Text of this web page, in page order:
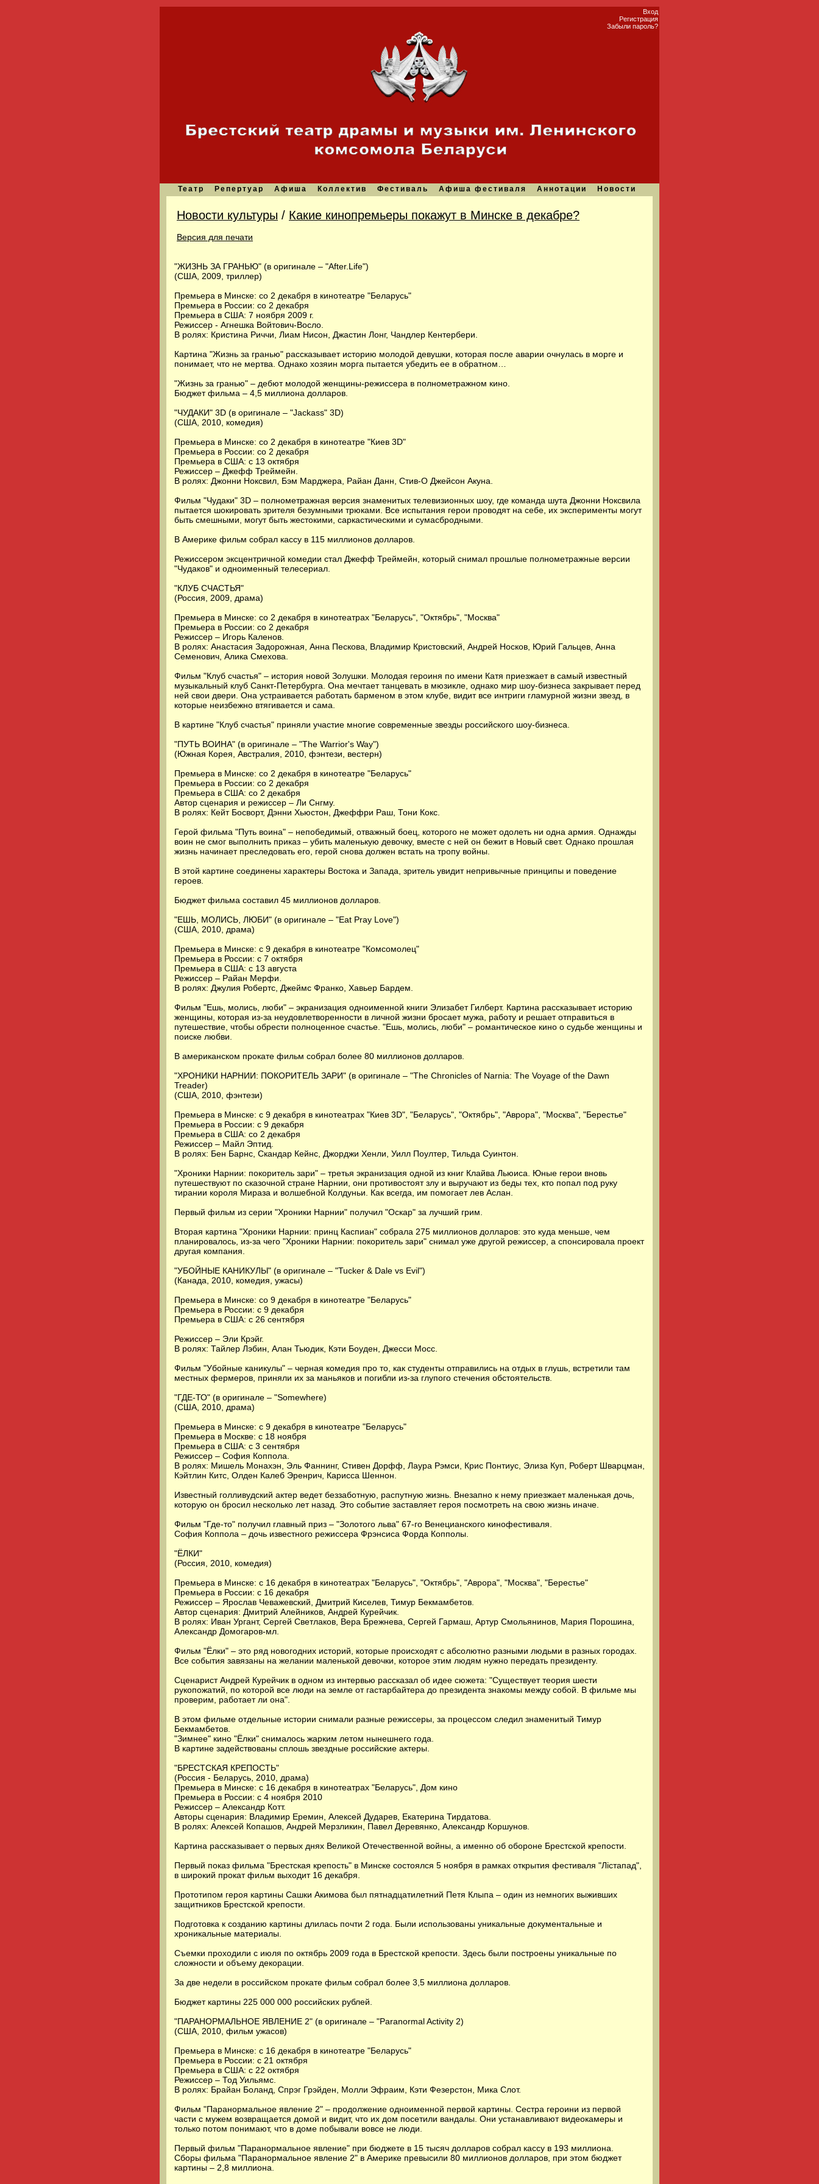
Вход
Регистрация
Забыли пароль?
Театр Репертуар Афиша Коллектив Фестиваль Афиша фестиваля Аннотации Новости
Новости культуры / Какие кинопремьеры покажут в Минске в декабре?
Версия для печати
"ЖИЗНЬ ЗА ГРАНЬЮ" (в оригинале – "After.Life")
(США, 2009, триллер)
Премьера в Минске: со 2 декабря в кинотеатре "Беларусь"
Премьера в России: со 2 декабря
Премьера в США: 7 ноября 2009 г.
Режиссер - Агнешка Войтович-Восло.
В ролях: Кристина Риччи, Лиам Нисон, Джастин Лонг, Чандлер Кентербери.
Картина "Жизнь за гранью" рассказывает историю молодой девушки, которая после аварии очнулась в морге и
понимает, что не мертва. Однако хозяин морга пытается убедить ее в обратном…
"Жизнь за гранью" – дебют молодой женщины-режиссера в полнометражном кино.
Бюджет фильма – 4,5 миллиона долларов.
"ЧУДАКИ" 3D (в оригинале – "Jackass" 3D)
(США, 2010, комедия)
Премьера в Минске: со 2 декабря в кинотеатре "Киев 3D"
Премьера в России: со 2 декабря
Премьера в США: с 13 октября
Режиссер – Джефф Треймейн.
В ролях: Джонни Ноксвил, Бэм Марджера, Райан Данн, Стив-О Джейсон Акуна.
Фильм "Чудаки" 3D – полнометражная версия знаменитых телевизионных шоу, где команда шута Джонни Ноксвила
пытается шокировать зрителя безумными трюками. Все испытания герои проводят на себе, их эксперименты могут
быть смешными, могут быть жестокими, саркастическими и сумасбродными.
В Америке фильм собрал кассу в 115 миллионов долларов.
Режиссером эксцентричной комедии стал Джефф Треймейн, который снимал прошлые полнометражные версии
"Чудаков" и одноименный телесериал.
"КЛУБ СЧАСТЬЯ"
(Россия, 2009, драма)
Премьера в Минске: со 2 декабря в кинотеатрах "Беларусь", "Октябрь", "Москва"
Премьера в России: со 2 декабря
Режиссер – Игорь Каленов.
В ролях: Анастасия Задорожная, Анна Пескова, Владимир Кристовский, Андрей Носков, Юрий Гальцев, Анна
Семенович, Алика Смехова.
Фильм "Клуб счастья" – история новой Золушки. Молодая героиня по имени Катя приезжает в самый известный
музыкальный клуб Санкт-Петербурга. Она мечтает танцевать в мюзикле, однако мир шоу-бизнеса закрывает перед
ней свои двери. Она устраивается работать барменом в этом клубе, видит все интриги гламурной жизни звезд, в
которые неизбежно втягивается и сама.
В картине "Клуб счастья" приняли участие многие современные звезды российского шоу-бизнеса.
"ПУТЬ ВОИНА" (в оригинале – "The Warrior's Way")
(Южная Корея, Австралия, 2010, фэнтези, вестерн)
Премьера в Минске: со 2 декабря в кинотеатре "Беларусь"
Премьера в России: со 2 декабря
Премьера в США: со 2 декабря
Автор сценария и режиссер – Ли Снгму.
В ролях: Кейт Босворт, Дэнни Хьюстон, Джеффри Раш, Тони Кокс.
Герой фильма "Путь воина" – непобедимый, отважный боец, которого не может одолеть ни одна армия. Однажды
воин не смог выполнить приказ – убить маленькую девочку, вместе с ней он бежит в Новый свет. Однако прошлая
жизнь начинает преследовать его, герой снова должен встать на тропу войны.
В этой картине соединены характеры Востока и Запада, зритель увидит непривычные принципы и поведение
героев.
Бюджет фильма составил 45 миллионов долларов.
"ЕШЬ, МОЛИСЬ, ЛЮБИ" (в оригинале – "Eat Pray Love")
(США, 2010, драма)
Премьера в Минске: с 9 декабря в кинотеатре "Комсомолец"
Премьера в России: с 7 октября
Премьера в США: с 13 августа
Режиссер – Райан Мерфи.
В ролях: Джулия Робертс, Джеймс Франко, Хавьер Бардем.
Фильм "Ешь, молись, люби" – экранизация одноименной книги Элизабет Гилберт. Картина рассказывает историю
женщины, которая из-за неудовлетворенности в личной жизни бросает мужа, работу и решает отправиться в
путешествие, чтобы обрести полноценное счастье. "Ешь, молись, люби" – романтическое кино о судьбе женщины и
поиске любви.
В американском прокате фильм собрал более 80 миллионов долларов.
"ХРОНИКИ НАРНИИ: ПОКОРИТЕЛЬ ЗАРИ" (в оригинале – "The Chronicles of Narnia: The Voyage of the Dawn
Treader)
(США, 2010, фэнтези)
Премьера в Минске: с 9 декабря в кинотеатрах "Киев 3D", "Беларусь", "Октябрь", "Аврора", "Москва", "Берестье"
Премьера в России: с 9 декабря
Премьера в США: со 2 декабря
Режиссер – Майл Эптид.
В ролях: Бен Барнс, Скандар Кейнс, Джорджи Хенли, Уилл Поултер, Тильда Суинтон.
"Хроники Нарнии: покоритель зари" – третья экранизация одной из книг Клайва Льюиса. Юные герои вновь
путешествуют по сказочной стране Нарнии, они противостоят злу и выручают из беды тех, кто попал под руку
тирании короля Мираза и волшебной Колдуньи. Как всегда, им помогает лев Аслан.
Первый фильм из серии "Хроники Нарнии" получил "Оскар" за лучший грим.
Вторая картина "Хроники Нарнии: принц Каспиан" собрала 275 миллионов долларов: это куда меньше, чем
планировалось, из-за чего "Хроники Нарнии: покоритель зари" снимал уже другой режиссер, а спонсировала проект
другая компания.
"УБОЙНЫЕ КАНИКУЛЫ" (в оригинале – "Tucker & Dale vs Evil")
(Канада, 2010, комедия, ужасы)
Премьера в Минске: со 9 декабря в кинотеатре "Беларусь"
Премьера в России: с 9 декабря
Премьера в США: с 26 сентября
Режиссер – Эли Крэйг.
В ролях: Тайлер Лэбин, Алан Тьюдик, Кэти Боуден, Джесси Мосс.
Фильм "Убойные каникулы" – черная комедия про то, как студенты отправились на отдых в глушь, встретили там
местных фермеров, приняли их за маньяков и погибли из-за глупого стечения обстоятельств.
"ГДЕ-ТО" (в оригинале – "Somewhere)
(США, 2010, драма)
Премьера в Минске: с 9 декабря в кинотеатре "Беларусь"
Премьера в Москве: с 18 ноября
Премьера в США: с 3 сентября
Режиссер – София Коппола.
В ролях: Мишель Монахэн, Эль Фаннинг, Стивен Дорфф, Лаура Рэмси, Крис Понтиус, Элиза Куп, Роберт Шварцман,
Кэйтлин Китс, Олден Калеб Эренрич, Карисса Шеннон.
Известный голливудский актер ведет беззаботную, распутную жизнь. Внезапно к нему приезжает маленькая дочь,
которую он бросил несколько лет назад. Это событие заставляет героя посмотреть на свою жизнь иначе.
Фильм "Где-то" получил главный приз – "Золотого льва" 67-го Венецианского кинофестиваля.
София Коппола – дочь известного режиссера Фрэнсиса Форда Копполы.
"ЁЛКИ"
(Россия, 2010, комедия)
Премьера в Минске: с 16 декабря в кинотеатрах "Беларусь", "Октябрь", "Аврора", "Москва", "Берестье"
Премьера в России: с 16 декабря
Режиссер – Ярослав Чеважевский, Дмитрий Киселев, Тимур Бекмамбетов.
Автор сценария: Дмитрий Алейников, Андрей Курейчик.
В ролях: Иван Ургант, Сергей Светлаков, Вера Брежнева, Сергей Гармаш, Артур Смольянинов, Мария Порошина,
Александр Домогаров-мл.
Фильм "Ёлки" – это ряд новогодних историй, которые происходят с абсолютно разными людьми в разных городах.
Все события завязаны на желании маленькой девочки, которое этим людям нужно передать президенту.
Сценарист Андрей Курейчик в одном из интервью рассказал об идее сюжета: "Существует теория шести
рукопожатий, по которой все люди на земле от гастарбайтера до президента знакомы между собой. В фильме мы
проверим, работает ли она".
В этом фильме отдельные истории снимали разные режиссеры, за процессом следил знаменитый Тимур
Бекмамбетов.
"Зимнее" кино "Ёлки" снималось жарким летом нынешнего года.
В картине задействованы сплошь звездные российские актеры.
"БРЕСТСКАЯ КРЕПОСТЬ"
(Россия - Беларусь, 2010, драма)
Премьера в Минске: с 16 декабря в кинотеатрах "Беларусь", Дом кино
Премьера в России: с 4 ноября 2010
Режиссер – Александр Котт.
Авторы сценария: Владимир Еремин, Алексей Дударев, Екатерина Тирдатова.
В ролях: Алексей Копашов, Андрей Мерзликин, Павел Деревянко, Александр Коршунов.
Картина рассказывает о первых днях Великой Отечественной войны, а именно об обороне Брестской крепости.
Первый показ фильма "Брестская крепость" в Минске состоялся 5 ноября в рамках открытия фестиваля "Лістапад",
в широкий прокат фильм выходит 16 декабря.
Прототипом героя картины Сашки Акимова был пятнадцатилетний Петя Клыпа – один из немногих выживших
защитников Брестской крепости.
Подготовка к созданию картины длилась почти 2 года. Были использованы уникальные документальные и
хроникальные материалы.
Съемки проходили с июля по октябрь 2009 года в Брестской крепости. Здесь были построены уникальные по
сложности и объему декорации.
За две недели в российском прокате фильм собрал более 3,5 миллиона долларов.
Бюджет картины 225 000 000 российских рублей.
"ПАРАНОРМАЛЬНОЕ ЯВЛЕНИЕ 2" (в оригинале – "Paranormal Activity 2)
(США, 2010, фильм ужасов)
Премьера в Минске: с 16 декабря в кинотеатре "Беларусь"
Премьера в России: с 21 октября
Премьера в США: с 22 октября
Режиссер – Тод Уильямс.
В ролях: Брайан Боланд, Спрэг Грэйден, Молли Эфраим, Кэти Фезерстон, Мика Слот.
Фильм "Паранормальное явление 2" – продолжение одноименной первой картины. Сестра героини из первой
части с мужем возвращается домой и видит, что их дом посетили вандалы. Они устанавливают видеокамеры и
только потом понимают, что в доме побывали вовсе не люди.
Первый фильм "Паранормальное явление" при бюджете в 15 тысяч долларов собрал кассу в 193 миллиона.
Сборы фильма "Паранормальное явление 2" в Америке превысили 80 миллионов долларов, при этом бюджет
картины – 2,8 миллиона.